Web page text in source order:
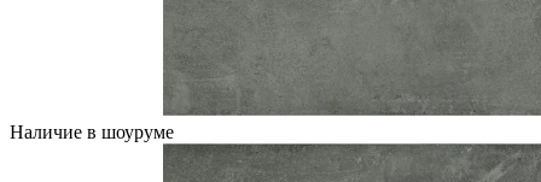
Наличие в шоуруме